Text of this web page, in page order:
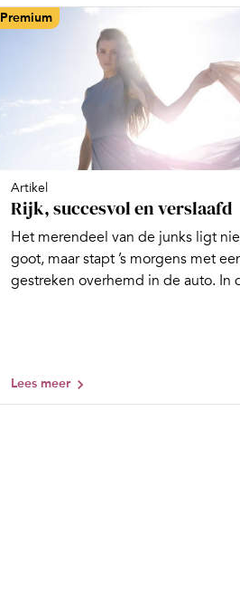
Premium
Artikel
Rijk, succesvol en verslaafd
Het merendeel van de junks ligt
goot, maar stapt ’s morgens met
gestreken overhemd in de auto. In
Lees meer